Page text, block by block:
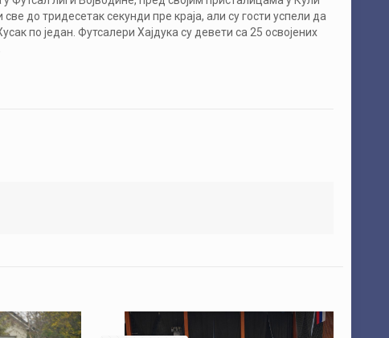
до тридесетак секунди пре краја, али су гости успели да
по један. Футсалери Хајдука су девети са 25 освојених